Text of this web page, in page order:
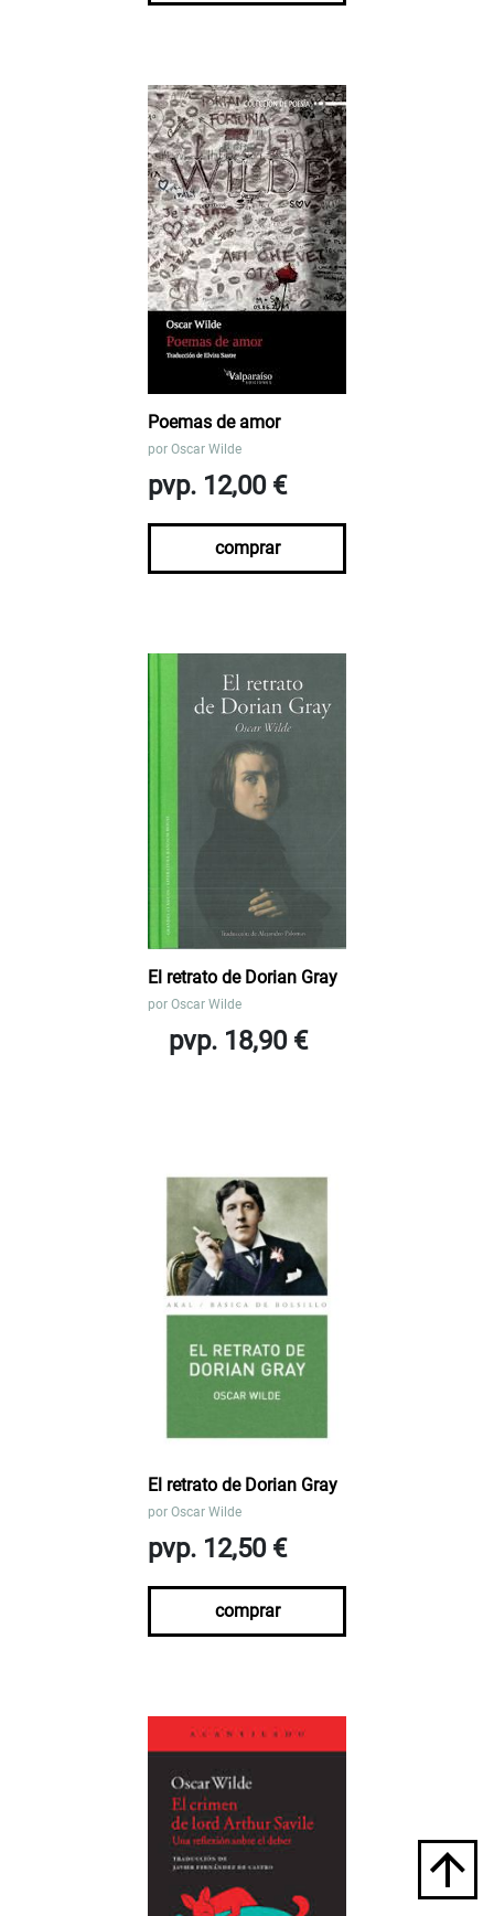
Poemas de amor
por Oscar Wilde
pvp. 12,00 €
comprar
El retrato de Dorian Gray
por Oscar Wilde
pvp. 18,90 €
El retrato de Dorian Gray
por Oscar Wilde
pvp. 12,50 €
comprar